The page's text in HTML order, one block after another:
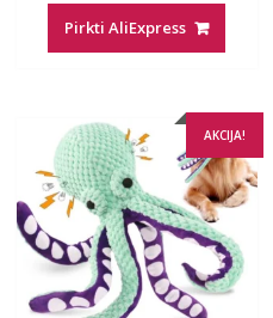
9.53 €.
9.39 €.
Pirkti AliExpress
AKCIJA!